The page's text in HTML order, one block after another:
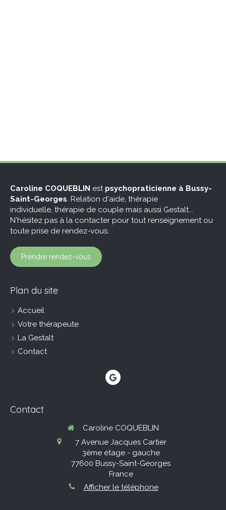
Caroline COQUEBLIN est psychopraticienne à Bussy-
Saint-Georges. Relation d'aide, thérapie
individuelle, thérapie de couple mais aussi Gestalt...
N'hésitez pas à la contacter pour tout renseignement ou
toute prise de rendez-vous.
Prendre rendez-vous
Plan du site
Accueil
Votre thérapeute
La Gestalt
Contact
Contact
Caroline COQUEBLIN
7 Avenue Jacques Cartier
3ème étage - gauche
77600 Bussy-Saint-Georges
France
Afficher le téléphone